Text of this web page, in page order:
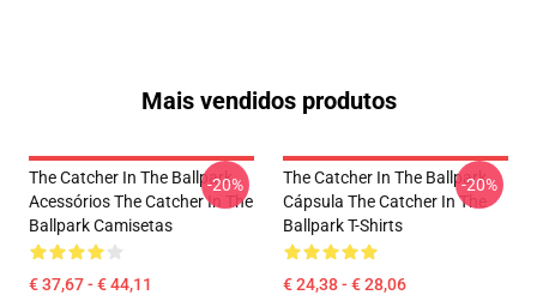
Mais vendidos produtos
The Catcher In The Ballpark
Acessórios The Catcher In The
Ballpark Camisetas
€ 37,67 - € 44,11
-20%
The Catcher In The Ballpark
Cápsula The Catcher In The
Ballpark T-Shirts
€ 24,38 - € 28,06
-20%